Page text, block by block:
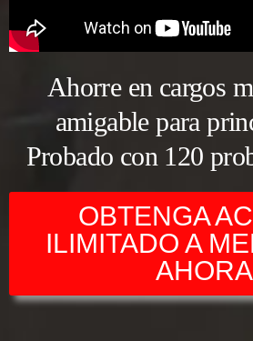
Ahorreen cargos
amigable para
Probado con 120
OBTENGA
ILIMITADO A
AHORA